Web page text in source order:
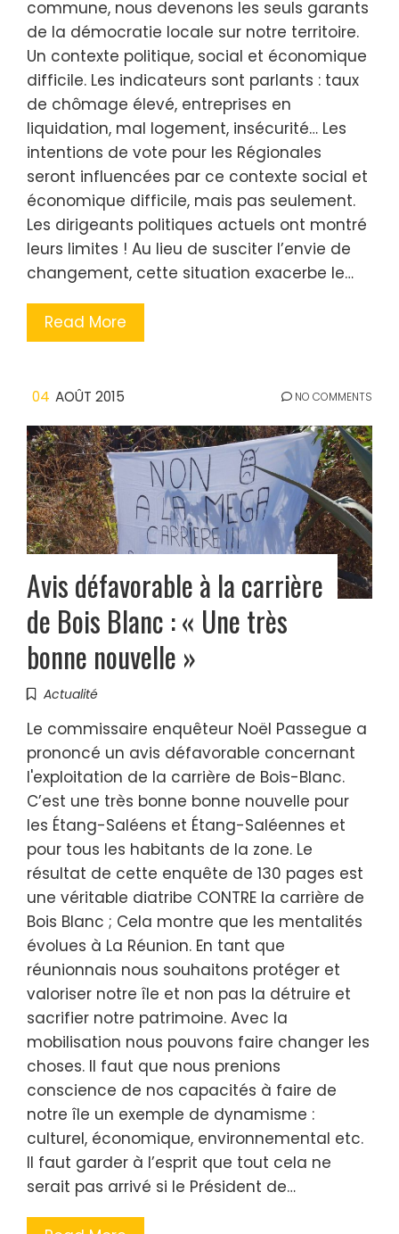
commune, nous devenons les seuls garants
de la démocratie locale sur notre territoire.
Un contexte politique, social et économique
difficile. Les indicateurs sont parlants : taux
de chômage élevé, entreprises en
liquidation, mal logement, insécurité… Les
intentions de vote pour les Régionales
seront influencées par ce contexte social et
économique difficile, mais pas seulement.
Les dirigeants politiques actuels ont montré
leurs limites ! Au lieu de susciter l’envie de
changement, cette situation exacerbe le…
Read More
04 AOÛT 2015 NO COMMENTS
Avis défavorable à la carrière
de Bois Blanc : « Une très
bonne nouvelle »
Actualité
Le commissaire enquêteur Noël Passegue a
prononcé un avis défavorable concernant
l'exploitation de la carrière de Bois-Blanc.
C’est une très bonne bonne nouvelle pour
les Étang-Saléens et Étang-Saléennes et
pour tous les habitants de la zone. Le
résultat de cette enquête de 130 pages est
une véritable diatribe CONTRE la carrière de
Bois Blanc ; Cela montre que les mentalités
évolues à La Réunion. En tant que
réunionnais nous souhaitons protéger et
valoriser notre île et non pas la détruire et
sacrifier notre patrimoine. Avec la
mobilisation nous pouvons faire changer les
choses. Il faut que nous prenions
conscience de nos capacités à faire de
notre île un exemple de dynamisme :
culturel, économique, environnemental etc.
Il faut garder à l’esprit que tout cela ne
serait pas arrivé si le Président de…